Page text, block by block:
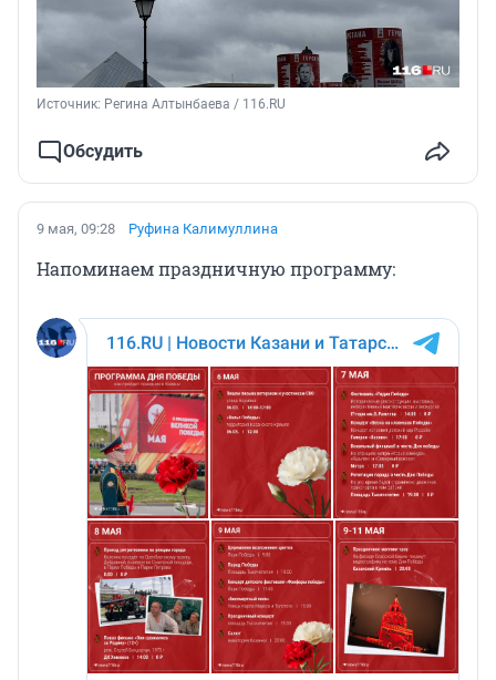
Источник: Регина Алтынбаева / 116.RU
Обсудить
9 мая, 09:28 Руфина Калимуллина
Напоминаем праздничную программу: